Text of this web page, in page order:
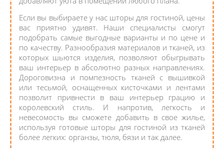
Если вы выбираете у нас шторы для гостиной, цены
вас приятно удивят. Наши специалисты смогут
подобрать самые выгодные варианты и по цене и
по качеству. Разнообразия материалов и тканей, из
которых шьются изделия, позволяют обыгрывать
ваш интерьер в абсолютно разных направлениях.
Дороговизна и помпезность тканей с вышивкой
или тесьмой, оснащенных кисточками и лентами
позволит привнести в ваш интерьер грацию и
королевский стиль. И напротив, легкость и
невесомость вы сможете добавить в свое жилье,
используя готовые шторы для гостиной из тканей
более легких: органзы, тюля, бязи и так далее.